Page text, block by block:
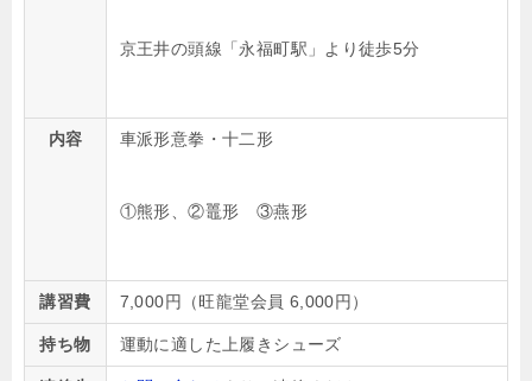
京王井の頭線「永福町駅」より徒歩5分
内容 車派形意拳・十二形
①熊形、②鼉形 ③燕形
講習費 7,000円（旺龍堂会員 6,000円）
持ち物 運動に適した上履きシューズ